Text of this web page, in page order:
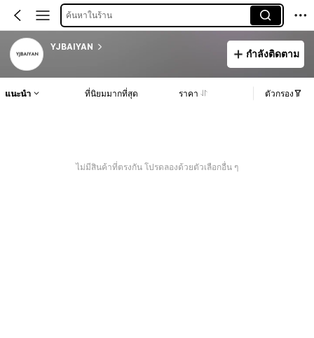
ค้นหาในร้าน
YJBAIYAN
กำลังติดตาม
แนะนำ ที่นิยมมากที่สุด ราคา ตัวกรอง
ไม่มีสินค้าที่ตรงกัน โปรดลองด้วยตัวเลือกอื่น ๆ